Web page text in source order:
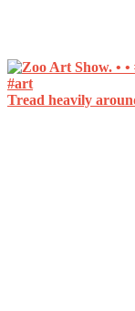
Tread heavily